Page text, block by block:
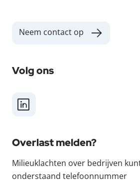
Neem contact op
Volg ons
LinkedIn
Overlast melden?
Milieuklachten over bedrijven
onderstaand telefoonnummer